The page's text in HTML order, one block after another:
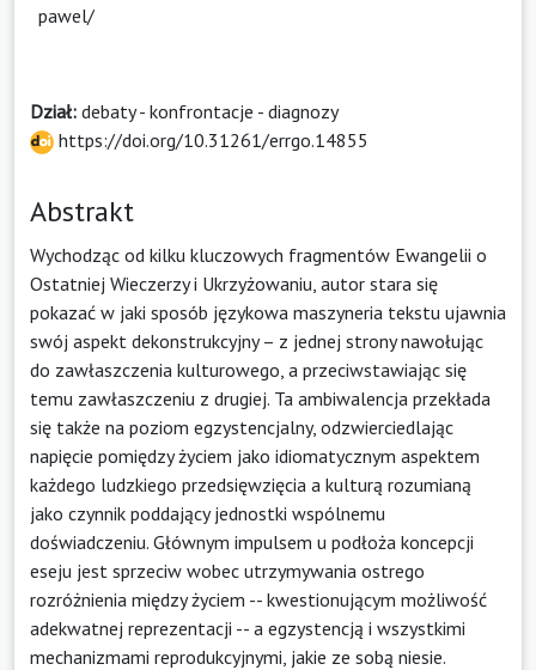
pawel/
Dział: debaty - konfrontacje - diagnozy
https://doi.org/10.31261/errgo.14855
Abstrakt
Wychodząc od kilku kluczowych fragmentów Ewangelii o
Ostatniej Wieczerzy i Ukrzyżowaniu, autor stara się
pokazać w jaki sposób językowa maszyneria tekstu ujawnia
swój aspekt dekonstrukcyjny – z jednej strony nawołując
do zawłaszczenia kulturowego, a przeciwstawiając się
temu zawłaszczeniu z drugiej. Ta ambiwalencja przekłada
się także na poziom egzystencjalny, odzwierciedlając
napięcie pomiędzy życiem jako idiomatycznym aspektem
każdego ludzkiego przedsięwzięcia a kulturą rozumianą
jako czynnik poddający jednostki wspólnemu
doświadczeniu. Głównym impulsem u podłoża koncepcji
eseju jest sprzeciw wobec utrzymywania ostrego
rozróżnienia między życiem -- kwestionującym możliwość
adekwatnej reprezentacji -- a egzystencją i wszystkimi
mechanizmami reprodukcyjnymi, jakie ze sobą niesie.